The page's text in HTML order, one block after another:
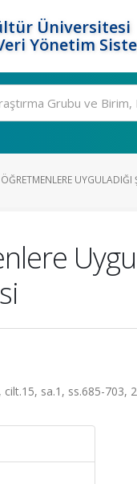
Üniversitesi
Yönetim
UYGULADIĞI
sa.1, ss.685-703,